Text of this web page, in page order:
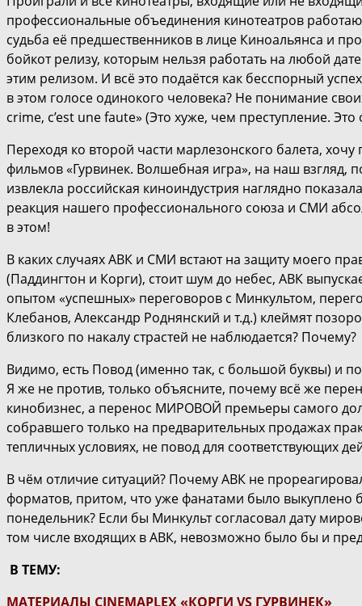
профессиональные объединения кинотеатров
судьба её предшественников в лице Киноальянса и
бойкот релизу, которым нельзя работать на любой
этим релизом. И всё это подаётся как бесспорный
в этом голосе одинокого человека? Не понимание
crime, c’est une faute» (Это хуже, чем преступление.
Переходя ко второй части марлезонского балета,
фильмов «Гурвинек. Волшебная игра», на наш взгляд,
извлекла российская киноиндустрия наглядно
реакция нашего профессионального союза и СМИ
в этом!
В каких случаях АВК и СМИ встают на защиту моего
(Паддингтон и Корги), стоит шум до небес, АВК
опытом «успешных» переговоров с Минкультом,
Клебанов, Александр Роднянский и т.д.) клеймят
близкого по накалу страстей не наблюдается? Почему?
Видимо, есть Повод (именно так, с большой буквы) и
Я же не против, только объясните, почему всё же
кинобизнес, а перенос МИРОВОЙ премьеры самого
собравшего только на предварительных продажах
тепличных условиях, не повод для соответствующих
В чём отличие ситуаций? Почему АВК не
форматов, притом, что уже фанатами было выкуплено
понедельник? Если бы Минкульт согласовал дату
том числе входящих в АВК, невозможно было бы и
В ТЕМУ:
МАТЕРИАЛЫ CINEMAPLEX «КОРГИ VS ГУРВИНЕК»